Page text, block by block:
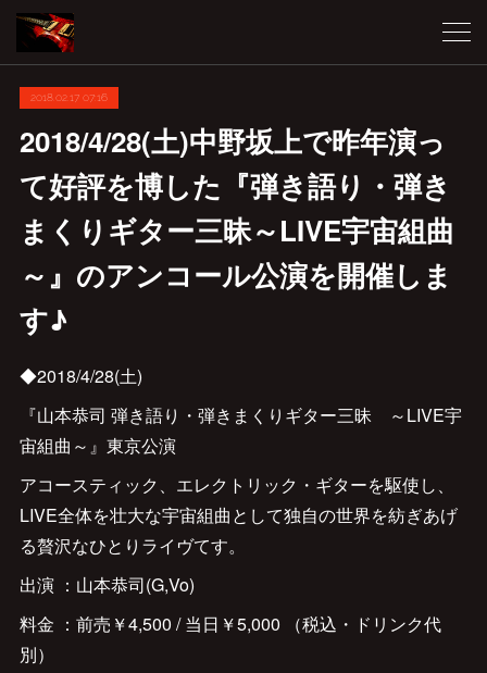
2018.02.17 07:16
2018/4/28(土)中野坂上で昨年演っ
て好評を博した『弾き語り・弾き
まくりギター三昧～LIVE宇宙組曲
～』のアンコール公演を開催しま
す♪
◆2018/4/28(土)
『山本恭司 弾き語り・弾きまくりギター三昧 ～LIVE宇
宙組曲～』東京公演
アコースティック、エレクトリック・ギターを駆使し、
LIVE全体を壮大な宇宙組曲として独自の世界を紡ぎあげ
る贅沢なひとりライヴてす。
出演 ：山本恭司(G,Vo)
料金 ：前売￥4,500 / 当日￥5,000 （税込・ドリンク代
別）